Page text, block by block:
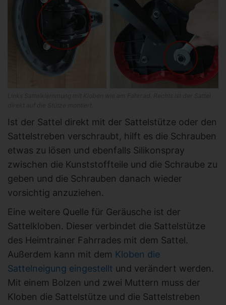
Ist der Sattel direkt mit der Sattelstütze oder den
Sattelstreben verschraubt, hilft es die Schrauben
etwas zu lösen und ebenfalls Silikonspray
zwischen die Kunststoffteile und die Schraube zu
geben und die Schrauben danach wieder
vorsichtig anzuziehen.
Eine weitere Quelle für Geräusche ist der
Sattelkloben. Dieser verbindet die Sattelstütze
des Heimtrainer Fahrrades mit dem Sattel.
Außerdem kann mit dem Kloben die
Sattelneigung eingestellt und verändert werden.
Mit einem Bolzen und zwei Muttern muss der
Kloben die Sattelstütze und die Sattelstreben